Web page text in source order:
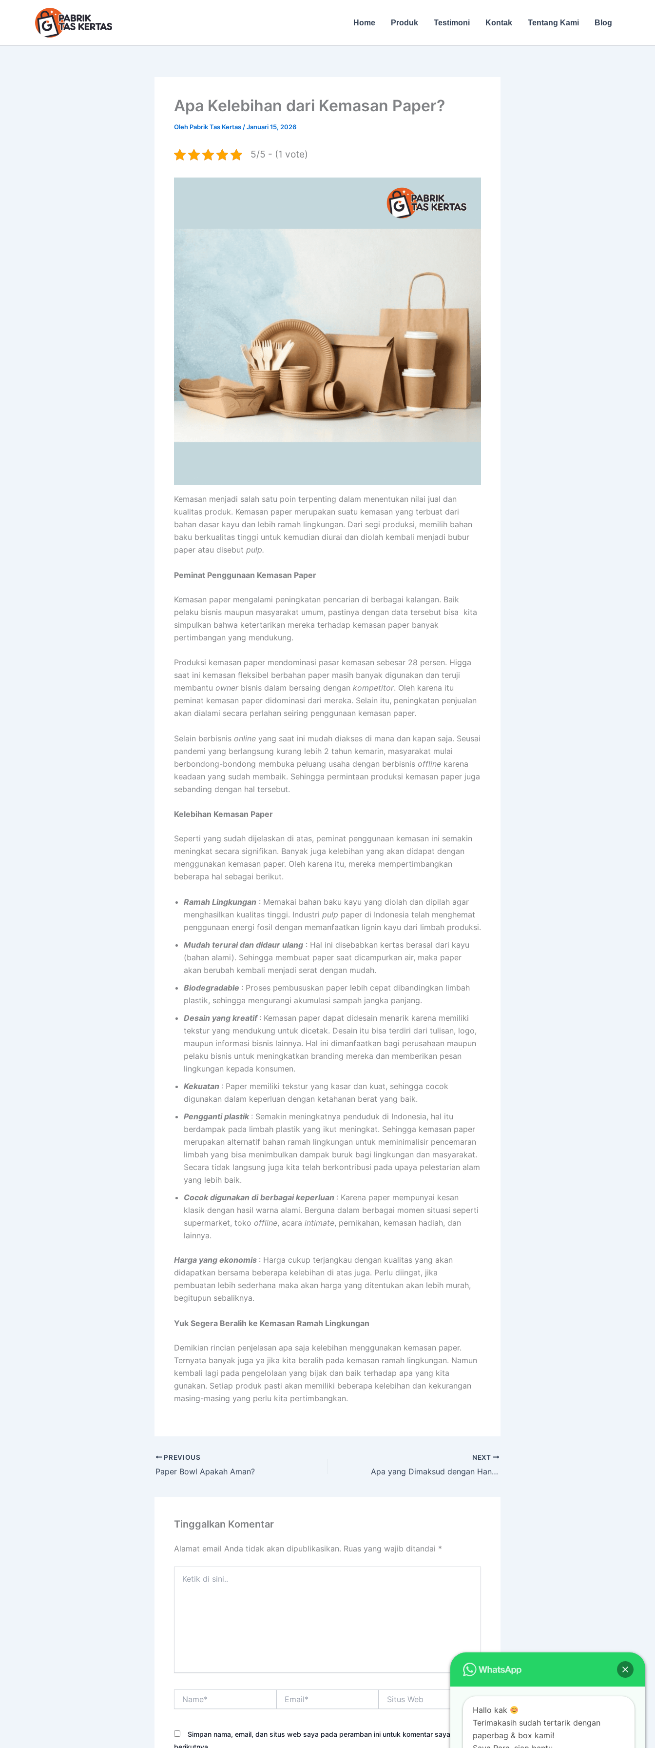
Home Produk Testimoni Kontak Tentang Kami Blog
Apa Kelebihan dari Kemasan Paper?
Oleh Pabrik Tas Kertas /Januari 15, 2026
5/5 - (1 vote)
Kemasan menjadi salah satu poin terpenting dalam menentukan nilai jual dan
kualitas produk. Kemasan paper merupakan suatu kemasan yang terbuat dari
bahan dasar kayu dan lebih ramah lingkungan. Dari segi produksi, memilih bahan
baku berkualitas tinggi untuk kemudian diurai dan diolah kembali menjadi bubur
paper atau disebut pulp.
Peminat Penggunaan Kemasan Paper
Kemasan paper mengalami peningkatan pencarian di berbagai kalangan. Baik
pelaku bisnis maupun masyarakat umum, pastinya dengan data tersebut bisa kita
simpulkan bahwa ketertarikan mereka terhadap kemasan paper banyak
pertimbangan yang mendukung.
Produksi kemasan paper mendominasi pasar kemasan sebesar 28 persen. Higga
saat ini kemasan fleksibel berbahan paper masih banyak digunakan dan teruji
membantu owner bisnis dalam bersaing dengan kompetitor. Oleh karena itu
peminat kemasan paper didominasi dari mereka. Selain itu, peningkatan penjualan
akan dialami secara perlahan seiring penggunaan kemasan paper.
Selain berbisnis online yang saat ini mudah diakses di mana dan kapan saja. Seusai
pandemi yang berlangsung kurang lebih 2 tahun kemarin, masyarakat mulai
berbondong-bondong membuka peluang usaha dengan berbisnis offline karena
keadaan yang sudah membaik. Sehingga permintaan produksi kemasan paper juga
sebanding dengan hal tersebut.
Kelebihan Kemasan Paper
Seperti yang sudah dijelaskan di atas, peminat penggunaan kemasan ini semakin
meningkat secara signifikan. Banyak juga kelebihan yang akan didapat dengan
menggunakan kemasan paper. Oleh karena itu, mereka mempertimbangkan
beberapa hal sebagai berikut.
Ramah Lingkungan : Memakai bahan baku kayu yang diolah dan dipilah agar
menghasilkan kualitas tinggi. Industri pulp paper di Indonesia telah menghemat
penggunaan energi fosil dengan memanfaatkan lignin kayu dari limbah produksi.
Mudah terurai dan didaur ulang : Hal ini disebabkan kertas berasal dari kayu
(bahan alami). Sehingga membuat paper saat dicampurkan air, maka paper
akan berubah kembali menjadi serat dengan mudah.
Biodegradable : Proses pembususkan paper lebih cepat dibandingkan limbah
plastik, sehingga mengurangi akumulasi sampah jangka panjang.
Desain yang kreatif : Kemasan paper dapat didesain menarik karena memiliki
tekstur yang mendukung untuk dicetak. Desain itu bisa terdiri dari tulisan, logo,
maupun informasi bisnis lainnya. Hal ini dimanfaatkan bagi perusahaan maupun
pelaku bisnis untuk meningkatkan branding mereka dan memberikan pesan
lingkungan kepada konsumen.
Kekuatan : Paper memiliki tekstur yang kasar dan kuat, sehingga cocok
digunakan dalam keperluan dengan ketahanan berat yang baik.
Pengganti plastik : Semakin meningkatnya penduduk di Indonesia, hal itu
berdampak pada limbah plastik yang ikut meningkat. Sehingga kemasan paper
merupakan alternatif bahan ramah lingkungan untuk meminimalisir pencemaran
limbah yang bisa menimbulkan dampak buruk bagi lingkungan dan masyarakat.
Secara tidak langsung juga kita telah berkontribusi pada upaya pelestarian alam
yang lebih baik.
Cocok digunakan di berbagai keperluan : Karena paper mempunyai kesan
klasik dengan hasil warna alami. Berguna dalam berbagai momen situasi seperti
supermarket, toko offline, acara intimate, pernikahan, kemasan hadiah, dan
lainnya.
Harga yang ekonomis : Harga cukup terjangkau dengan kualitas yang akan
didapatkan bersama beberapa kelebihan di atas juga. Perlu diingat, jika
pembuatan lebih sederhana maka akan harga yang ditentukan akan lebih murah,
begitupun sebaliknya.
Yuk Segera Beralih ke Kemasan Ramah Lingkungan
Demikian rincian penjelasan apa saja kelebihan menggunakan kemasan paper.
Ternyata banyak juga ya jika kita beralih pada kemasan ramah lingkungan. Namun
kembali lagi pada pengelolaan yang bijak dan baik terhadap apa yang kita
gunakan. Setiap produk pasti akan memiliki beberapa kelebihan dan kekurangan
masing-masing yang perlu kita pertimbangkan.
PREVIOUS
Paper Bowl Apakah Aman?
NEXT
Apa yang Dimaksud dengan Hang Tag?
Tinggalkan Komentar
Alamat email Anda tidak akan dipublikasikan. Ruas yang wajib ditandai *
Web
Simpan nama, email, dan situs web saya pada peramban ini untuk komentar saya
Hallo kak
Terimakasih sudah tertarik dengan
paperbag & box kami!